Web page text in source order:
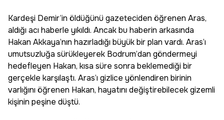
Kardeşi Demir’in öldüğünü gazeteciden öğrenen Aras,
aldığı acı haberle yıkıldı. Ancak bu haberin arkasında
Hakan Akkaya’nın hazırladığı büyük bir plan vardı. Aras’ı
umutsuzluğa sürükleyerek Bodrum’dan göndermeyi
hedefleyen Hakan, kısa süre sonra beklemediği bir
gerçekle karşılaştı. Aras’ı gizlice yönlendiren birinin
varlığını öğrenen Hakan, hayatını değiştirebilecek gizemli
kişinin peşine düştü.